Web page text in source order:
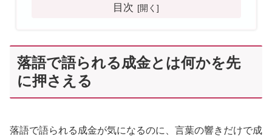
目次
落語で語られる成金とは何かを先
に押さえる
落語で語られる成金が気になるのに、言葉の響きだけで成